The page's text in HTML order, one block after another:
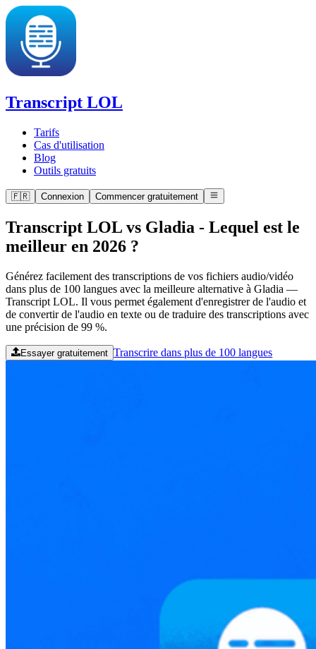
Transcript LOL
Tarifs
Cas d'utilisation
Blog
Outils gratuits
🇫🇷 Connexion Commencer gratuitement
Transcript LOL vs Gladia - Lequel est le
meilleur en 2026 ?
Générez facilement des transcriptions de vos fichiers audio/vidéo
dans plus de 100 langues avec la meilleure alternative à Gladia —
Transcript LOL. Il vous permet également d'enregistrer de l'audio et
de convertir de l'audio en texte ou de traduire des transcriptions avec
une précision de 99 %.
Essayer gratuitement Transcrire dans plus de 100 langues